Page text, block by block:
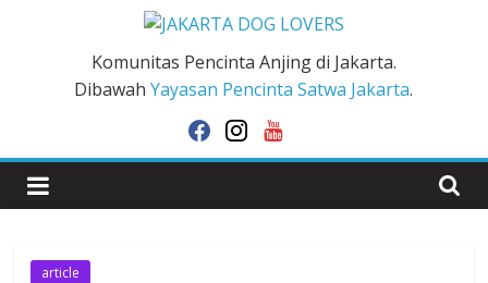
JAKARTA
LOVERS
Komunitas Pencinta Anjing di Jakarta.
DibawahYayasan Pencinta Satwa Jakarta.
facebookinstagram
youtube
article